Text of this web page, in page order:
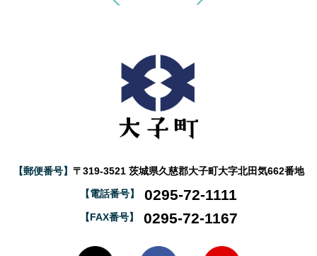
【郵便番号】 〒319-3521 茨城県久慈郡大子町大字北田気662番地
【電話番号】 0295-72-1111
【FAX番号】 0295-72-1167